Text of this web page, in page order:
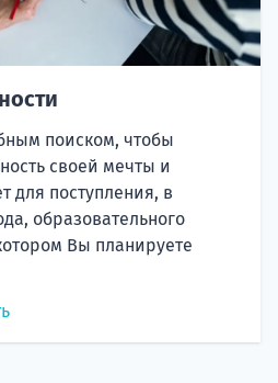
поиском, чтобы
своей мечты и
для поступления, в
образовательного
Вы планируете